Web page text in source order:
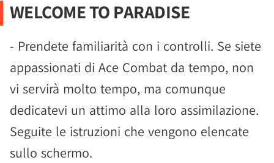
WELCOME TO PARADISE
- Prendete familiarità con i controlli. Se siete
appassionati di Ace Combat da tempo, non
vi servirà molto tempo, ma comunque
dedicatevi un attimo alla loro assimilazione.
Seguite le istruzioni che vengono elencate
sullo schermo.